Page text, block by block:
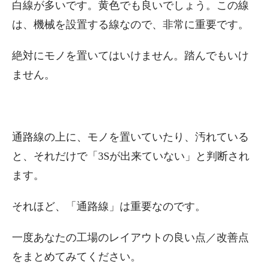
白線が多いです。黄色でも良いでしょう。この線
は、機械を設置する線なので、非常に重要です。
絶対にモノを置いてはいけません。踏んでもいけ
ません。
通路線の上に、モノを置いていたり、汚れている
と、それだけで「3Sが出来ていない」と判断され
ます。
それほど、「通路線」は重要なのです。
一度あなたの工場のレイアウトの良い点／改善点
をまとめてみてください。